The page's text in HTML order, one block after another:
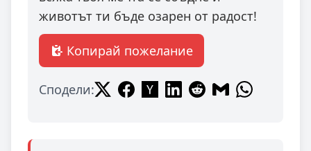
животът ти бъде озарен от радост!
Копирай пожелание
Сподели: